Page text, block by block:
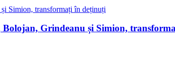
Bolojan, Grindeanu și Simion,